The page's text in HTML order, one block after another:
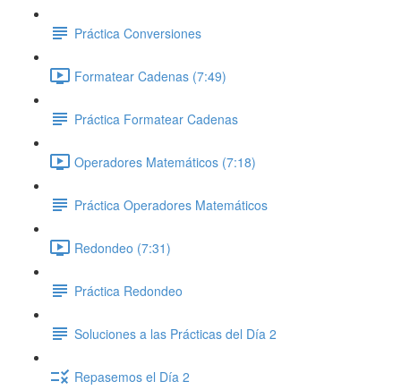
Práctica Conversiones
Formatear Cadenas (7:49)
Práctica Formatear Cadenas
Operadores Matemáticos (7:18)
Práctica Operadores Matemáticos
Redondeo (7:31)
Práctica Redondeo
Soluciones a las Prácticas del Día 2
Repasemos el Día 2